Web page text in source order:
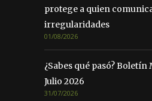
protege a quien
irregularidades
01/08/2026
¿Sabes qué pasó? Boletín
Julio 2026
31/07/2026